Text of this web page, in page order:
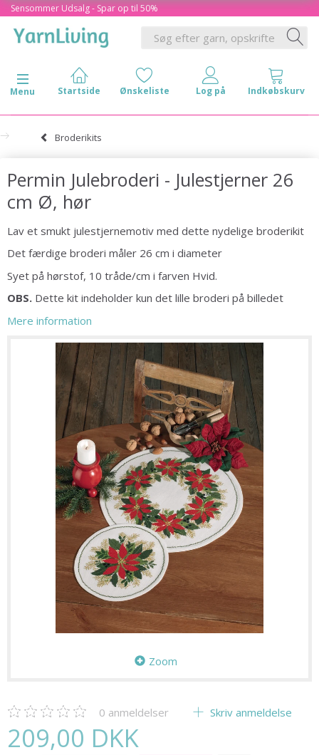
Sensommer Udsalg - Spar op til 50%
Skifte navigation
Menu
Broderikits
Permin Julebroderi - Julestjerner 26
cm Ø, hør
Lav et smukt julestjernemotiv med dette nydelige broderikit
Det færdige broderi måler 26 cm i diameter
Syet på hørstof, 10 tråde/cm i farven Hvid.
OBS. Dette kit indeholder kun det lille broderi på billedet
Mere information
Zoom
0 anmeldelser Skriv anmeldelse
209,00 DKK